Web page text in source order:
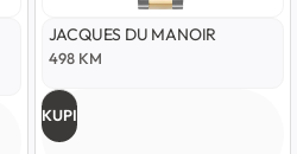
JACQUES DU MANOIR
498 KM
KUPI